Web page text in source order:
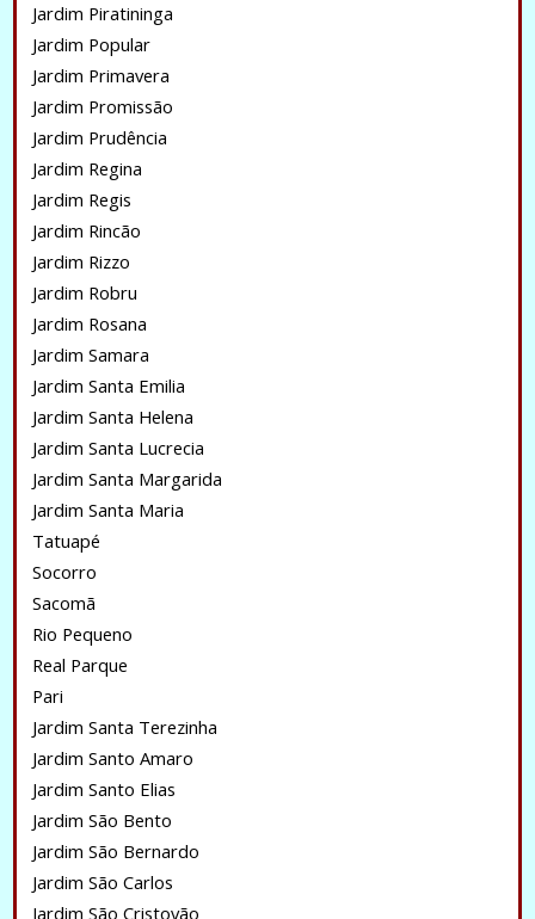
Jardim Piratininga
Jardim Popular
Jardim Primavera
Jardim Promissão
Jardim Prudência
Jardim Regina
Jardim Regis
Jardim Rincão
Jardim Rizzo
Jardim Robru
Jardim Rosana
Jardim Samara
Jardim Santa Emilia
Jardim Santa Helena
Jardim Santa Lucrecia
Jardim Santa Margarida
Jardim Santa Maria
Tatuapé
Socorro
Sacomã
Rio Pequeno
Real Parque
Pari
Jardim Santa Terezinha
Jardim Santo Amaro
Jardim Santo Elias
Jardim São Bento
Jardim São Bernardo
Jardim São Carlos
Jardim São Cristovão